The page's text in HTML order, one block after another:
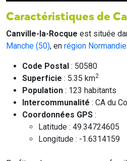
Caractéristiques de
Canville-la-Rocque est située
Manche (50), en région Normandie
Code Postal : 50580
Superficie : 5.35 km2
Population : 123 habitants
Intercommunalité : CA du
Coordonnées GPS :
Latitude : 49.34724605
Longitude : -1.6314159